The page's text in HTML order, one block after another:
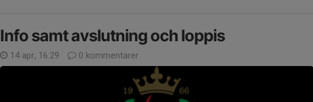
Info samt avslutning och loppis
14 apr, 16:29 0 kommentarer